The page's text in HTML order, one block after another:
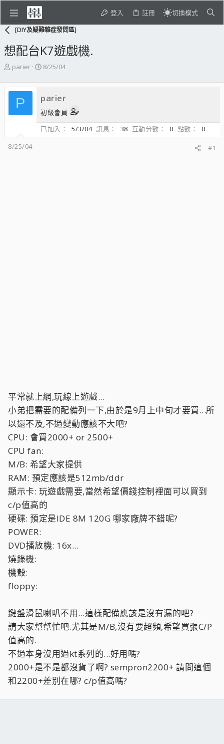
登入 註冊 切換模式
[DIY及疑難雜症發問區]
想配台K7遊戲機.
主
發
起
人
parier
開
日
期
8/25/04
P parier
初級會員
已加入
5/3/04 訊息 38 互動分數 0 點數
0
8/25/04
#1
平常就上網,玩線上遊戲...
小弟把需要的配備列一下,由於是9月上中旬才要買...所
以還不及,不過變動應該不大吧?
CPU: 會買2000+ or 2500+
CPU fan:
M/B: 希望大家提供
RAM: 預定應該是512mb/ddr
顯示卡: 玩遊戲需要,當然希望價錢控制裡面可以買到
c/p值高的
硬碟: 預定是IDE 8M 120G 哪家廠牌不錯呢?
POWER:
DVD播放機: 16x...
燒錄機:
機殼:
floppy:
鍵盤滑鼠喇叭不用...這樣配備應該是沒有漏的吧?
請大家幫幫忙吧.尤其是M/B,沒有要超頻,希望買張C/P
值高的.
不過本身沒用過kt系列的...好用嗎?
2000+是不是都沒貨了啊? sempron2200+ 請問這個
和2200+差別在哪? c/p值高嗎?